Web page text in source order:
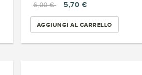
6,00 €
5,70 €
AGGIUNGI AL CARRELLO